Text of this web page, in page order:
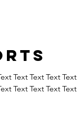
Text Text Text Text
Text Text Text Text